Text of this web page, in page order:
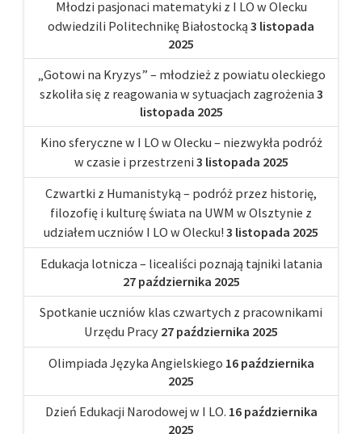
Młodzi pasjonaci matematyki z I LO w Olecku
odwiedzili Politechnikę Białostocką 3 listopada
2025
„Gotowi na Kryzys” – młodzież z powiatu oleckiego
szkoliła się z reagowania w sytuacjach zagrożenia 3
listopada 2025
Kino sferyczne w I LO w Olecku – niezwykła podróż
w czasie i przestrzeni 3 listopada 2025
Czwartki z Humanistyką – podróż przez historię,
filozofię i kulturę świata na UWM w Olsztynie z
udziałem uczniów I LO w Olecku! 3 listopada 2025
Edukacja lotnicza – licealiści poznają tajniki latania
27 października 2025
Spotkanie uczniów klas czwartych z pracownikami
Urzędu Pracy 27 października 2025
Olimpiada Języka Angielskiego 16 października
2025
Dzień Edukacji Narodowej w I LO. 16 października
2025